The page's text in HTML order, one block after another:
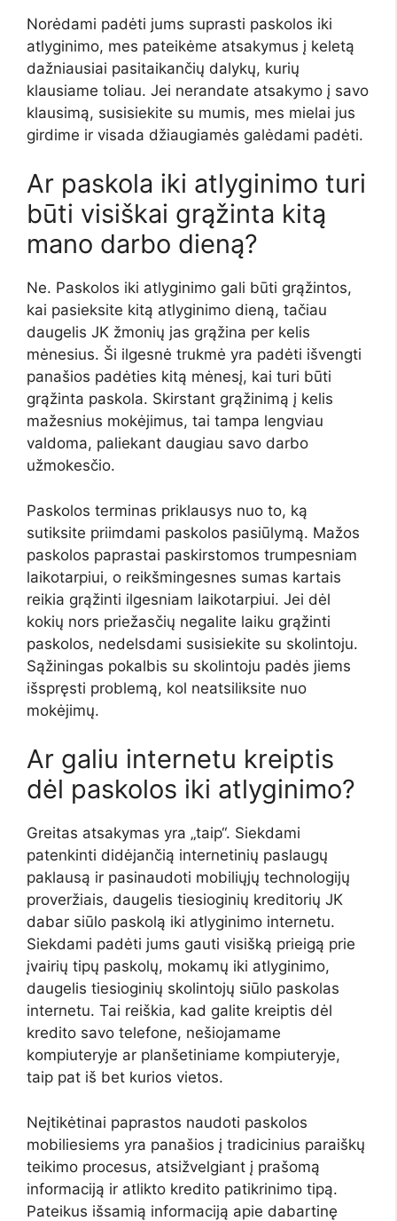
Norėdami padėti jums suprasti paskolos iki
atlyginimo, mes pateikėme atsakymus į keletą
dažniausiai pasitaikančių dalykų, kurių
klausiame toliau. Jei nerandate atsakymo į savo
klausimą, susisiekite su mumis, mes mielai jus
girdime ir visada džiaugiamės galėdami padėti.
Ar paskola iki atlyginimo turi
būti visiškai grąžinta kitą
mano darbo dieną?
Ne. Paskolos iki atlyginimo gali būti grąžintos,
kai pasieksite kitą atlyginimo dieną, tačiau
daugelis JK žmonių jas grąžina per kelis
mėnesius. Ši ilgesnė trukmė yra padėti išvengti
panašios padėties kitą mėnesį, kai turi būti
grąžinta paskola. Skirstant grąžinimą į kelis
mažesnius mokėjimus, tai tampa lengviau
valdoma, paliekant daugiau savo darbo
užmokesčio.
Paskolos terminas priklausys nuo to, ką
sutiksite priimdami paskolos pasiūlymą. Mažos
paskolos paprastai paskirstomos trumpesniam
laikotarpiui, o reikšmingesnes sumas kartais
reikia grąžinti ilgesniam laikotarpiui. Jei dėl
kokių nors priežasčių negalite laiku grąžinti
paskolos, nedelsdami susisiekite su skolintoju.
Sąžiningas pokalbis su skolintoju padės jiems
išspręsti problemą, kol neatsiliksite nuo
mokėjimų.
Ar galiu internetu kreiptis
dėl paskolos iki atlyginimo?
Greitas atsakymas yra „taip“. Siekdami
patenkinti didėjančią internetinių paslaugų
paklausą ir pasinaudoti mobiliųjų technologijų
proveržiais, daugelis tiesioginių kreditorių JK
dabar siūlo paskolą iki atlyginimo internetu.
Siekdami padėti jums gauti visišką prieigą prie
įvairių tipų paskolų, mokamų iki atlyginimo,
daugelis tiesioginių skolintojų siūlo paskolas
internetu. Tai reiškia, kad galite kreiptis dėl
kredito savo telefone, nešiojamame
kompiuteryje ar planšetiniame kompiuteryje,
taip pat iš bet kurios vietos.
Neįtikėtinai paprastos naudoti paskolos
mobiliesiems yra panašios į tradicinius paraiškų
teikimo procesus, atsižvelgiant į prašomą
informaciją ir atlikto kredito patikrinimo tipą.
Pateikus išsamią informaciją apie dabartinę